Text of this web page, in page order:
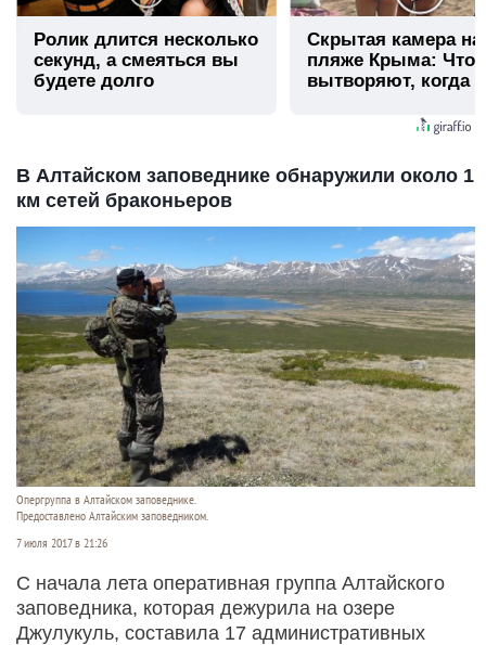
Ролик длится несколько
секунд, а смеяться вы
будете долго
Скрытая камера на
пляже Крыма: Что
вытворяют, когда
В Алтайском заповеднике обнаружили около 1
км сетей браконьеров
Опергруппа в Алтайском заповеднике.
Предоставлено Алтайским заповедником.
7 июля 2017 в 21:26
С начала лета оперативная группа Алтайского
заповедника, которая дежурила на озере
Джулукуль, составила 17 административных